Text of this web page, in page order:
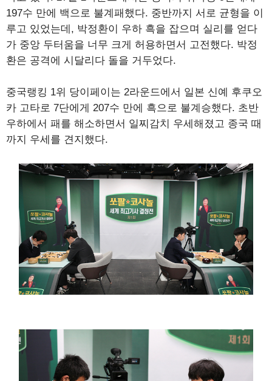
197수 만에 백으로 불계패했다. 중반까지 서로 균형을 이
루고 있었는데, 박정환이 우하 흑을 잡으며 실리를 얻다
가 중앙 두터움을 너무 크게 허용하면서 고전했다. 박정
환은 공격에 시달리다 돌을 거두었다.
중국랭킹 1위 당이페이는 2라운드에서 일본 신예 후쿠오
카 고타로 7단에게 207수 만에 흑으로 불계승했다. 초반
우하에서 패를 해소하면서 일찌감치 우세해졌고 종국 때
까지 우세를 견지했다.